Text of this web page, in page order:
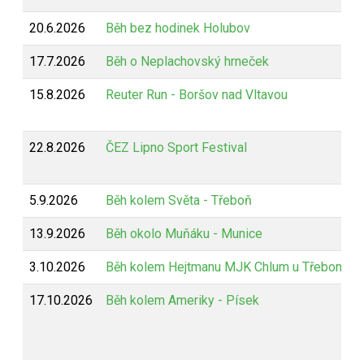
20.6.2026 Běh bez hodinek Holubov
17.7.2026 Běh o Neplachovský hrneček
15.8.2026 Reuter Run - Boršov nad Vltavou
22.8.2026 ČEZ Lipno Sport Festival
5.9.2026 Běh kolem Světa - Třeboň
13.9.2026 Běh okolo Muňáku - Munice
3.10.2026 Běh kolem Hejtmanu MJK Chlum u Třeboně
17.10.2026 Běh kolem Ameriky - Písek